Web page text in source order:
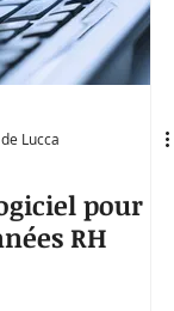
Lucca
pour
RH